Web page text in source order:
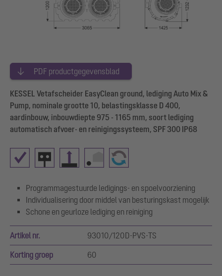
PDF productgegevensblad
KESSEL Vetafscheider EasyClean ground, lediging Auto Mix &
Pump, nominale grootte 10, belastingsklasse D 400,
aardinbouw, inbouwdiepte 975 - 1165 mm, soort lediging
automatisch afvoer- en reinigingssysteem, SPF 300 IP68
Programmagestuurde ledigings- en spoelvoorziening
Individualisering door middel van besturingskast mogelijk
Schone en geurloze lediging en reiniging
Artikel nr. 93010/120D-PVS-TS
Korting groep 60